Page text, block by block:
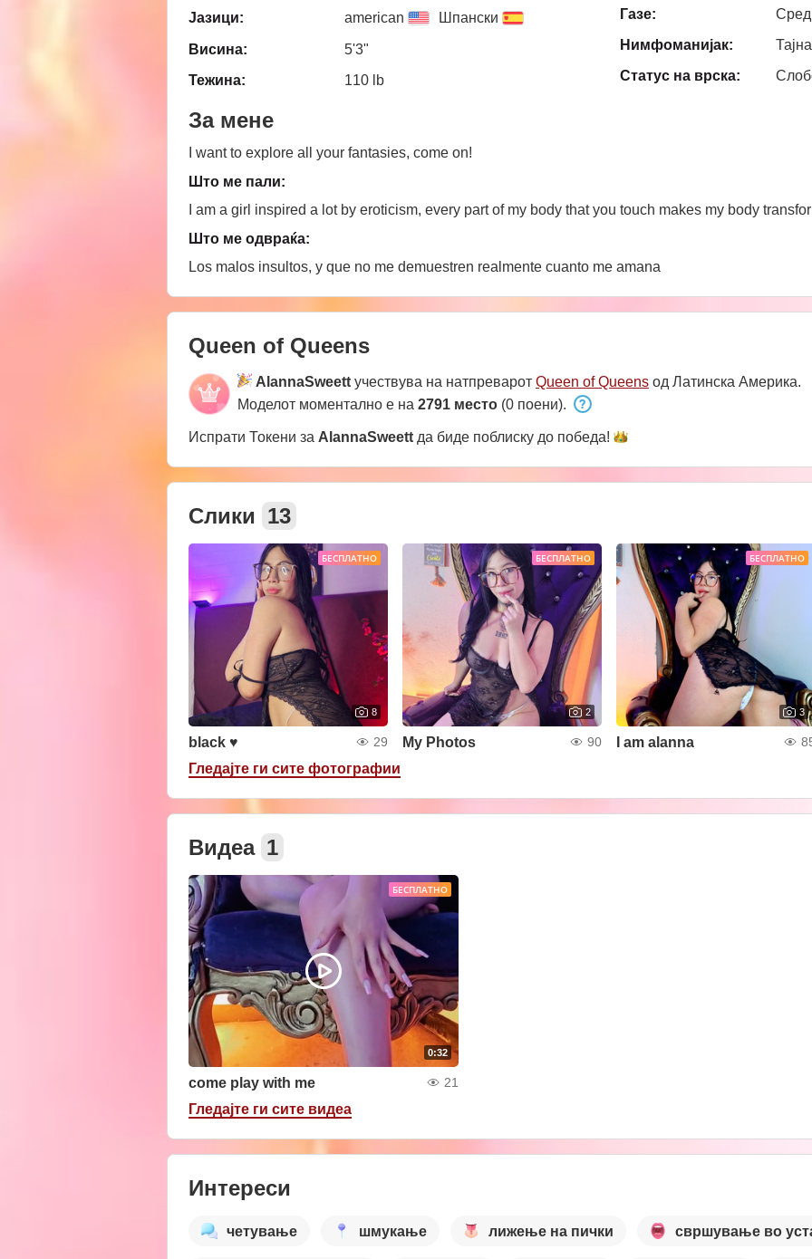
Јазици: american Шпански
Висина:
5'3"
Тежина:
110 lb
Газе:
Нимфоманијак:
Статус на врска:
За мене
I want to explore all your fantasies, come on!
Што ме пали:
I am a girl inspired a lot by eroticism, every part of my body that you touch makes my body
Што ме одвраќа:
Los malos insultos, y que no me demuestren realmente cuanto me amana
Queen of Queens
AlannaSweett учествува на натпреварот Queen of Queens од Латинска Америка.
Моделот моментално е на 2791 место (0 поени).
Испрати Токени за AlannaSweett да биде поблиску до победа!
Слики 13
БЕСПЛАТНО
8
black ♥ 29
БЕСПЛАТНО
2
My Photos 90
БЕСПЛАТНО
3
I am alanna
Гледајте ги сите фотографии
Видеа 1
БЕСПЛАТНО
0:32
come play with me 21
Гледајте ги сите видеа
Интереси
четување шмукање лижење на пички свршување во